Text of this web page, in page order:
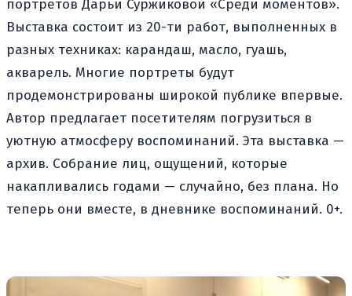
портретов Дарьи Суржиковой «Среди моментов».
Выставка состоит из 20-ти работ, выполненных в
разных техниках: карандаш, масло, гуашь,
акварель. Многие портреты будут
продемонстрированы широкой публике впервые.
Автор предлагает посетителям погрузиться в
уютную атмосферу воспоминаний. Эта выставка —
архив. Собрание лиц, ощущений, которые
накапливались годами — случайно, без плана. Но
теперь они вместе, в дневнике воспоминаний. 0+.